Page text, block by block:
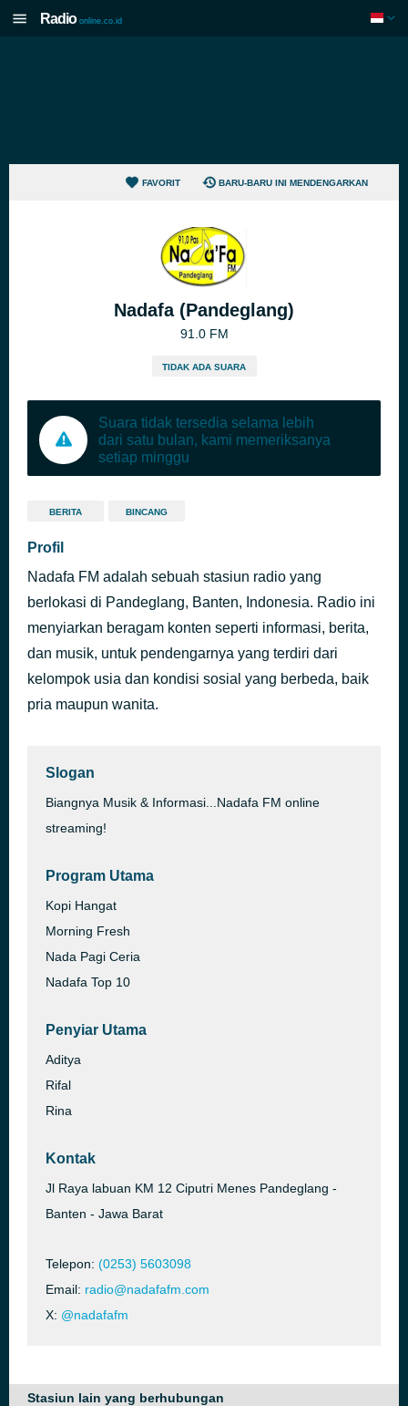
Radio online.co.id
FAVORIT BARU-BARU INI MENDENGARKAN
Nadafa (Pandeglang)
91.0 FM
TIDAK ADA SUARA
Suara tidak tersedia selama lebih
dari satu bulan, kami memeriksanya
setiap minggu
BERITA BINCANG
Profil
Nadafa FM adalah sebuah stasiun radio yang
berlokasi di Pandeglang, Banten, Indonesia. Radio ini
menyiarkan beragam konten seperti informasi, berita,
dan musik, untuk pendengarnya yang terdiri dari
kelompok usia dan kondisi sosial yang berbeda, baik
pria maupun wanita.
Slogan
Biangnya Musik & Informasi...Nadafa FM online
streaming!
Program Utama
Kopi Hangat
Morning Fresh
Nada Pagi Ceria
Nadafa Top 10
Penyiar Utama
Aditya
Rifal
Rina
Kontak
Jl Raya labuan KM 12 Ciputri Menes Pandeglang -
Banten - Jawa Barat
Telepon: (0253) 5603098
Email: radio@nadafafm.com
X: @nadafafm
Stasiun lain yang berhubungan